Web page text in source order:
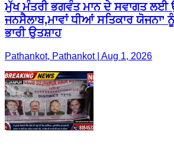
ਮੁੱਖ ਮੰਤਰੀ ਭਗਵੰਤ ਮਾਨ ਦੇ ਸਵਾਗਤ
ਜਨਸੈਲਾਬ,ਮਾਵਾਂ ਧੀਆਂ ਸਤਿਕਾਰ ਯੋਜਨਾ’
ਭਾਰੀ ਉਤਸ਼ਾਹ
Pathankot, Pathankot | Aug 1, 2026